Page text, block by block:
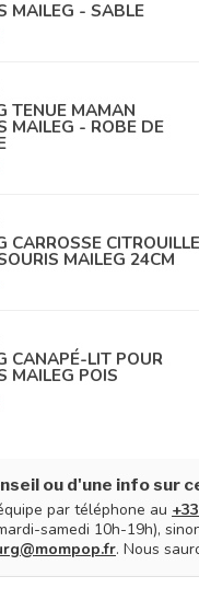
MAILEG - SABLE
TENUE MAMAN
MAILEG - ROBE DE
CARROSSE CITROUILLE
MAILEG 24CM
CANAPÉ-LIT POUR
MAILEG POIS
ou d'une info sur
par téléphone au
samedi 10h-19h),
. Nous